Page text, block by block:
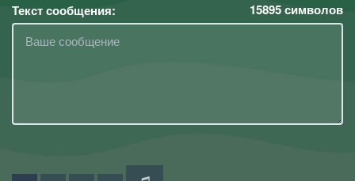
Текст сообщения: 15895символов